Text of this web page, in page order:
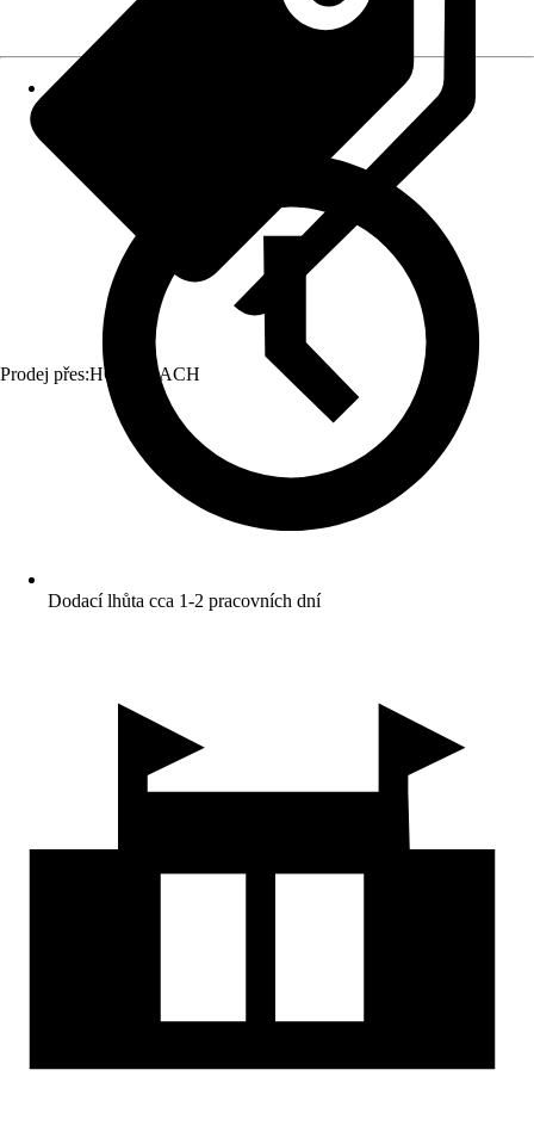
Prodej přes:HORNBACH
Dodací lhůta cca 1-2 pracovních dní